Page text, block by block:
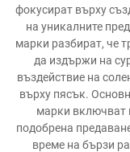
фокусират върху
на уникалните
марки разбират, че
да издържи на
въздействие на
върху пясък.
марки включват
подобрена
време на бързи